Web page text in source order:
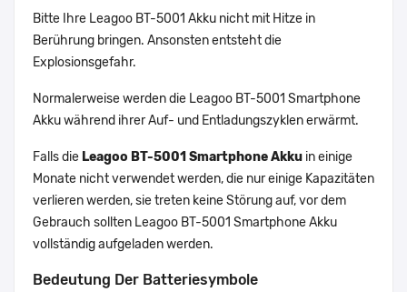
Bitte Ihre Leagoo BT-5001 Akku nicht mit Hitze in
Berührung bringen. Ansonsten entsteht die
Explosionsgefahr.
Normalerweise werden die Leagoo BT-5001 Smartphone
Akku während ihrer Auf- und Entladungszyklen erwärmt.
Falls die Leagoo BT-5001 Smartphone Akku in einige
Monate nicht verwendet werden, die nur einige Kapazitäten
verlieren werden, sie treten keine Störung auf, vor dem
Gebrauch sollten Leagoo BT-5001 Smartphone Akku
vollständig aufgeladen werden.
Bedeutung Der Batteriesymbole